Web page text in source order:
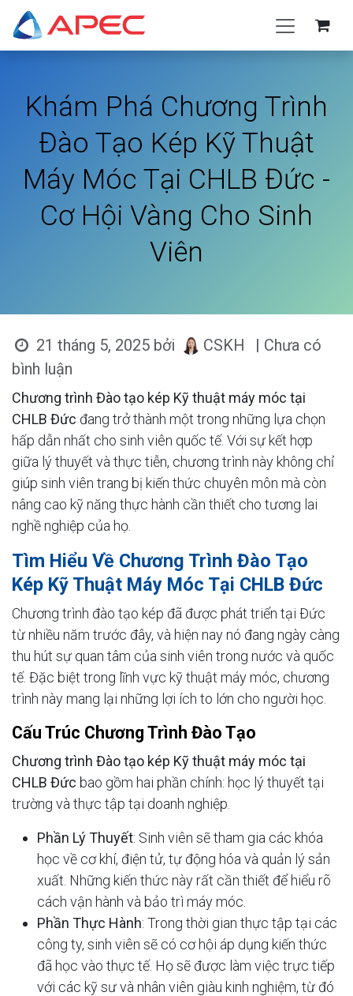
Bỏ qua để đến Nội dung
Khám Phá Chương Trình
Đào Tạo Kép Kỹ Thuật
Máy Móc Tại CHLB Đức -
Cơ Hội Vàng Cho Sinh
Viên
21 tháng 5, 2025 bởi CSKH
| Chưa có
bình luận
Chương trình Đào tạo kép Kỹ thuật máy móc tại
CHLB Đức đang trở thành một trong những lựa chọn
hấp dẫn nhất cho sinh viên quốc tế. Với sự kết hợp
giữa lý thuyết và thực tiễn, chương trình này không chỉ
giúp sinh viên trang bị kiến thức chuyên môn mà còn
nâng cao kỹ năng thực hành cần thiết cho tương lai
nghề nghiệp của họ.
Tìm Hiểu Về Chương Trình Đào Tạo
Kép Kỹ Thuật Máy Móc Tại CHLB Đức
Chương trình đào tạo kép đã được phát triển tại Đức
từ nhiều năm trước đây, và hiện nay nó đang ngày càng
thu hút sự quan tâm của sinh viên trong nước và quốc
tế. Đặc biệt trong lĩnh vực kỹ thuật máy móc, chương
trình này mang lại những lợi ích to lớn cho người học.
Cấu Trúc Chương Trình Đào Tạo
Chương trình Đào tạo kép Kỹ thuật máy móc tại
CHLB Đức bao gồm hai phần chính: học lý thuyết tại
trường và thực tập tại doanh nghiệp.
Phần Lý Thuyết: Sinh viên sẽ tham gia các khóa
học về cơ khí, điện tử, tự động hóa và quản lý sản
xuất. Những kiến thức này rất cần thiết để hiểu rõ
cách vận hành và bảo trì máy móc.
Phần Thực Hành: Trong thời gian thực tập tại các
công ty, sinh viên sẽ có cơ hội áp dụng kiến thức
đã học vào thực tế. Họ sẽ được làm việc trực tiếp
với các kỹ sư và nhân viên giàu kinh nghiệm, từ đó